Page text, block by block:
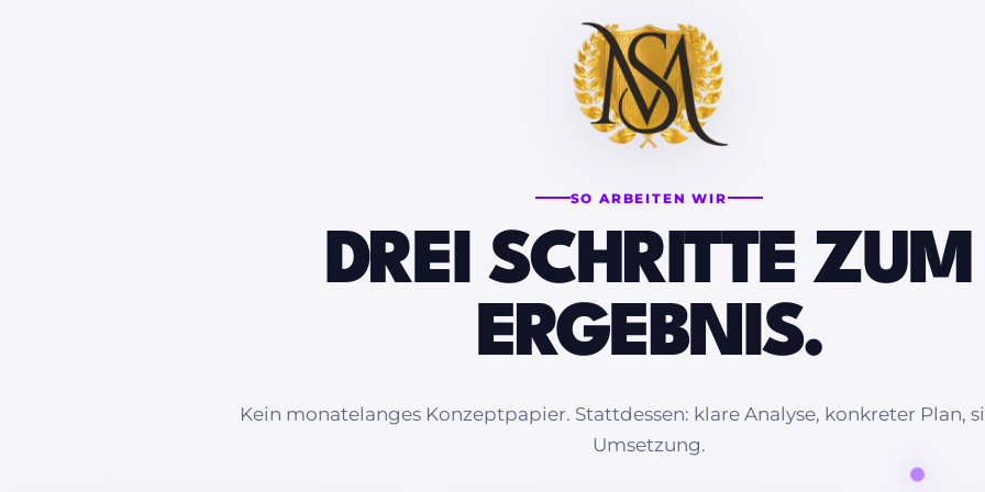
SO ARBEITEN WIR
DREI SCHRITTE ZUM
ERGEBNIS.
Kein monatelanges Konzeptpapier. Stattdessen: klare Analyse, konkreter Plan,
Umsetzung.